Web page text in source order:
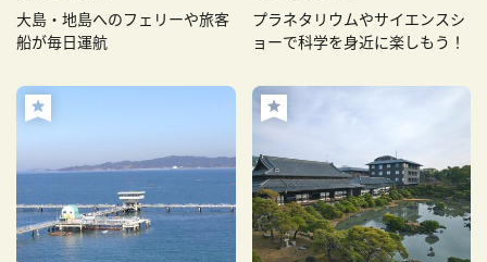
大島・地島へのフェリーや旅客
船が毎日運航
プラネタリウムやサイエンスシ
ョーで科学を身近に楽しもう！